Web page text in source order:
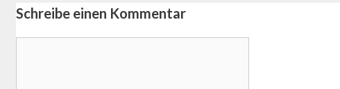
Schreibe einen Kommentar